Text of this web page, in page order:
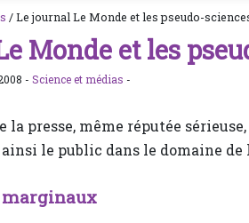
/ Le journal Le Monde et les pseudo-
Monde et les
- Science et médias -
la presse, même réputée
le public dans le domaine
marginaux